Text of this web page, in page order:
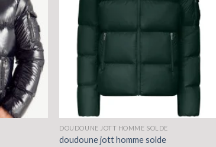
DOUDOUNE JOTT HOMME SOLDE
doudoune jott homme solde